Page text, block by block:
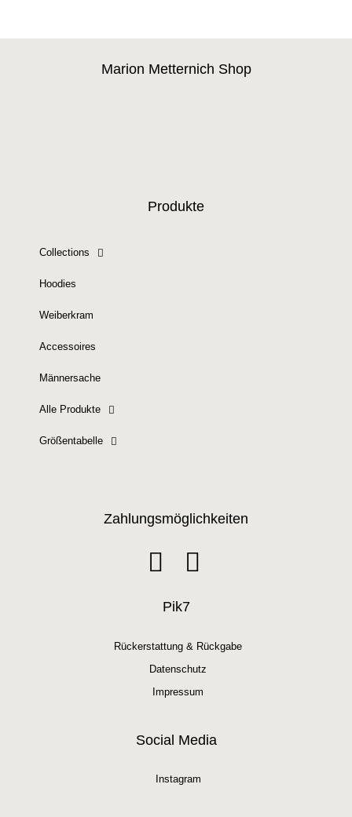
Marion Metternich Shop
Produkte
Collections
Hoodies
Weiberkram
Accessoires
Männersache
Alle Produkte
Größentabelle
Zahlungsmöglichkeiten
Pik7
Rückerstattung & Rückgabe
Datenschutz
Impressum
Social Media
Instagram